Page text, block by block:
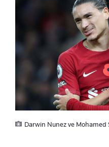
Darwin Nunez ve Mohamed